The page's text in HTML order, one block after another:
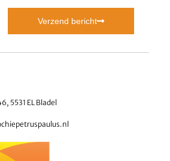
Verzend bericht
5531 EL Bladel